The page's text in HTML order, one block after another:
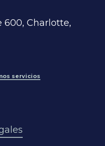
600, Charlotte,
servicios